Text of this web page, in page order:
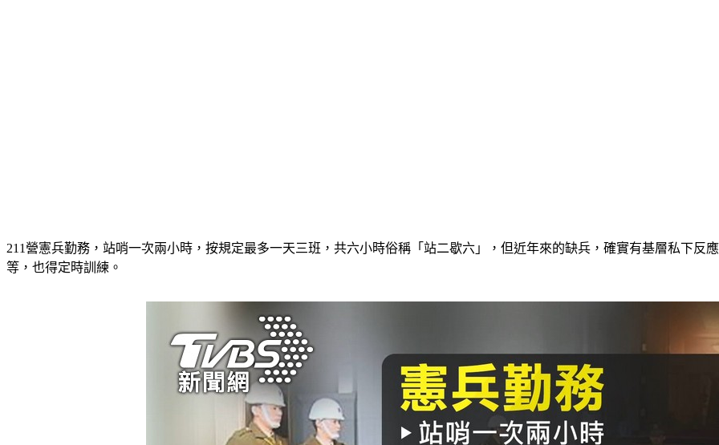
211營憲兵勤務，站哨一次兩小時，按規定最多一天三班，共六小時俗稱「站二歇六」，但近年來的缺兵，確實有基層私下反
等，也得定時訓練。